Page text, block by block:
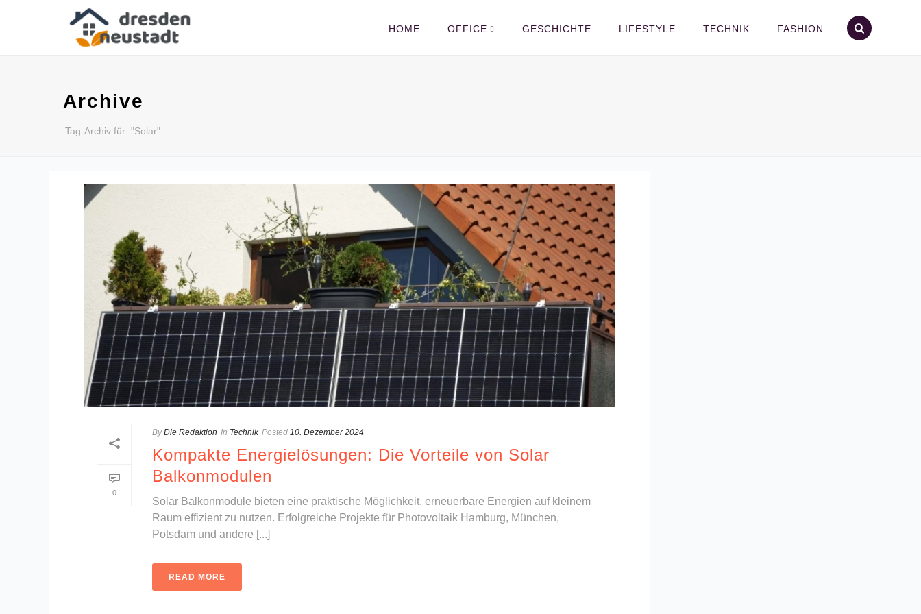
HOME OFFICE GESCHICHTE LIFESTYLE TECHNIK FASHION
Archive
Tag-Archiv für: "Solar"
0
By Die Redaktion In Technik Posted 10. Dezember 2024
Kompakte Energielösungen: Die Vorteile von Solar
Balkonmodulen
Solar Balkonmodule bieten eine praktische Möglichkeit, erneuerbare Energien auf kleinem
Raum effizient zu nutzen. Erfolgreiche Projekte für Photovoltaik Hamburg, München,
Potsdam und andere [...]
READ MORE